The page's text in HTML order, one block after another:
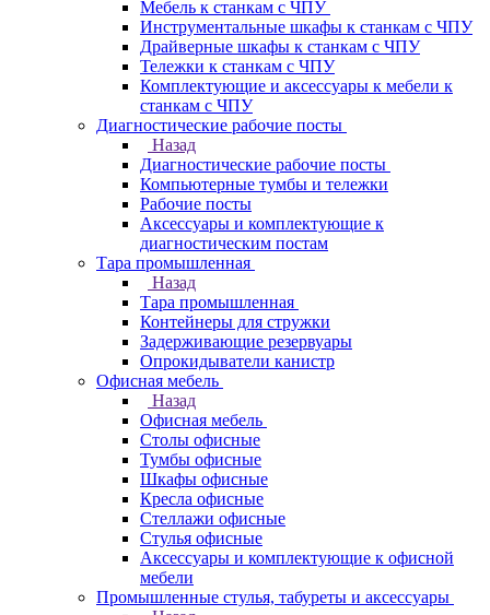
Мебель к станкам с ЧПУ
Инструментальные шкафы к станкам с ЧПУ
Драйверные шкафы к станкам с ЧПУ
Тележки к станкам с ЧПУ
Комплектующие и аксессуары к мебели к
станкам с ЧПУ
Диагностические рабочие посты
Назад
Диагностические рабочие посты
Компьютерные тумбы и тележки
Рабочие посты
Аксессуары и комплектующие к
диагностическим постам
Тара промышленная
Назад
Тара промышленная
Контейнеры для стружки
Задерживающие резервуары
Опрокидыватели канистр
Офисная мебель
Назад
Офисная мебель
Столы офисные
Тумбы офисные
Шкафы офисные
Кресла офисные
Стеллажи офисные
Стулья офисные
Аксессуары и комплектующие к офисной
мебели
Промышленные стулья, табуреты и аксессуары